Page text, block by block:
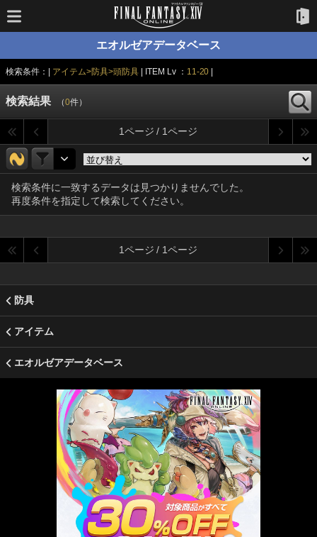
エオルゼアデータベース
検索条件：| アイテム>防具>頭防具 | ITEM Lv ： 11-20
検索結果 （0件）
1ページ / 1ページ
検索条件に一致するデータは見つかりませんでした。
再度条件を指定して検索してください。
1ページ / 1ページ
防具
アイテム
エオルゼアデータベース